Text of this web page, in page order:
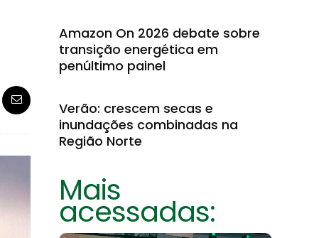
Amazon On 2026 debate sobre
transição energética em
penúltimo painel
Verão: crescem secas e
inundações combinadas na
Região Norte
Mais
acessadas: